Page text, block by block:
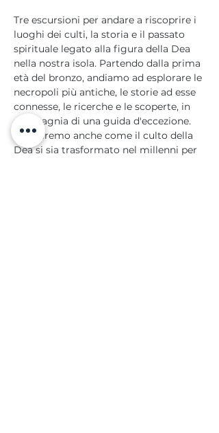
Tre escursioni per andare a riscoprire i
luoghi dei culti, la storia e il passato
spirituale legato alla figura della Dea
nella nostra isola. Partendo dalla prima
età del bronzo, andiamo ad esplorare le
necropoli più antiche, le storie ad esse
connesse, le ricerche e le scoperte, in
compagnia di una guida d'eccezione.
Scopriremo anche come il culto della
Dea si sia trasformato nel millenni per